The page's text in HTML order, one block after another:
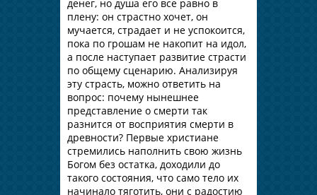
денег, но душа его все равно в
плену: он страстно хочет, он
мучается, страдает и не успокоится,
пока по грошам не накопит на идол,
а после наступает развитие страсти
по общему сценарию. Анализируя
эту страсть, можно ответить на
вопрос: почему нынешнее
представление о смерти так
разнится от восприятия смерти в
древности? Первые христиане
стремились наполнить свою жизнь
Богом без остатка, доходили до
такого состояния, что само тело их
начинало тяготить, они с радостию